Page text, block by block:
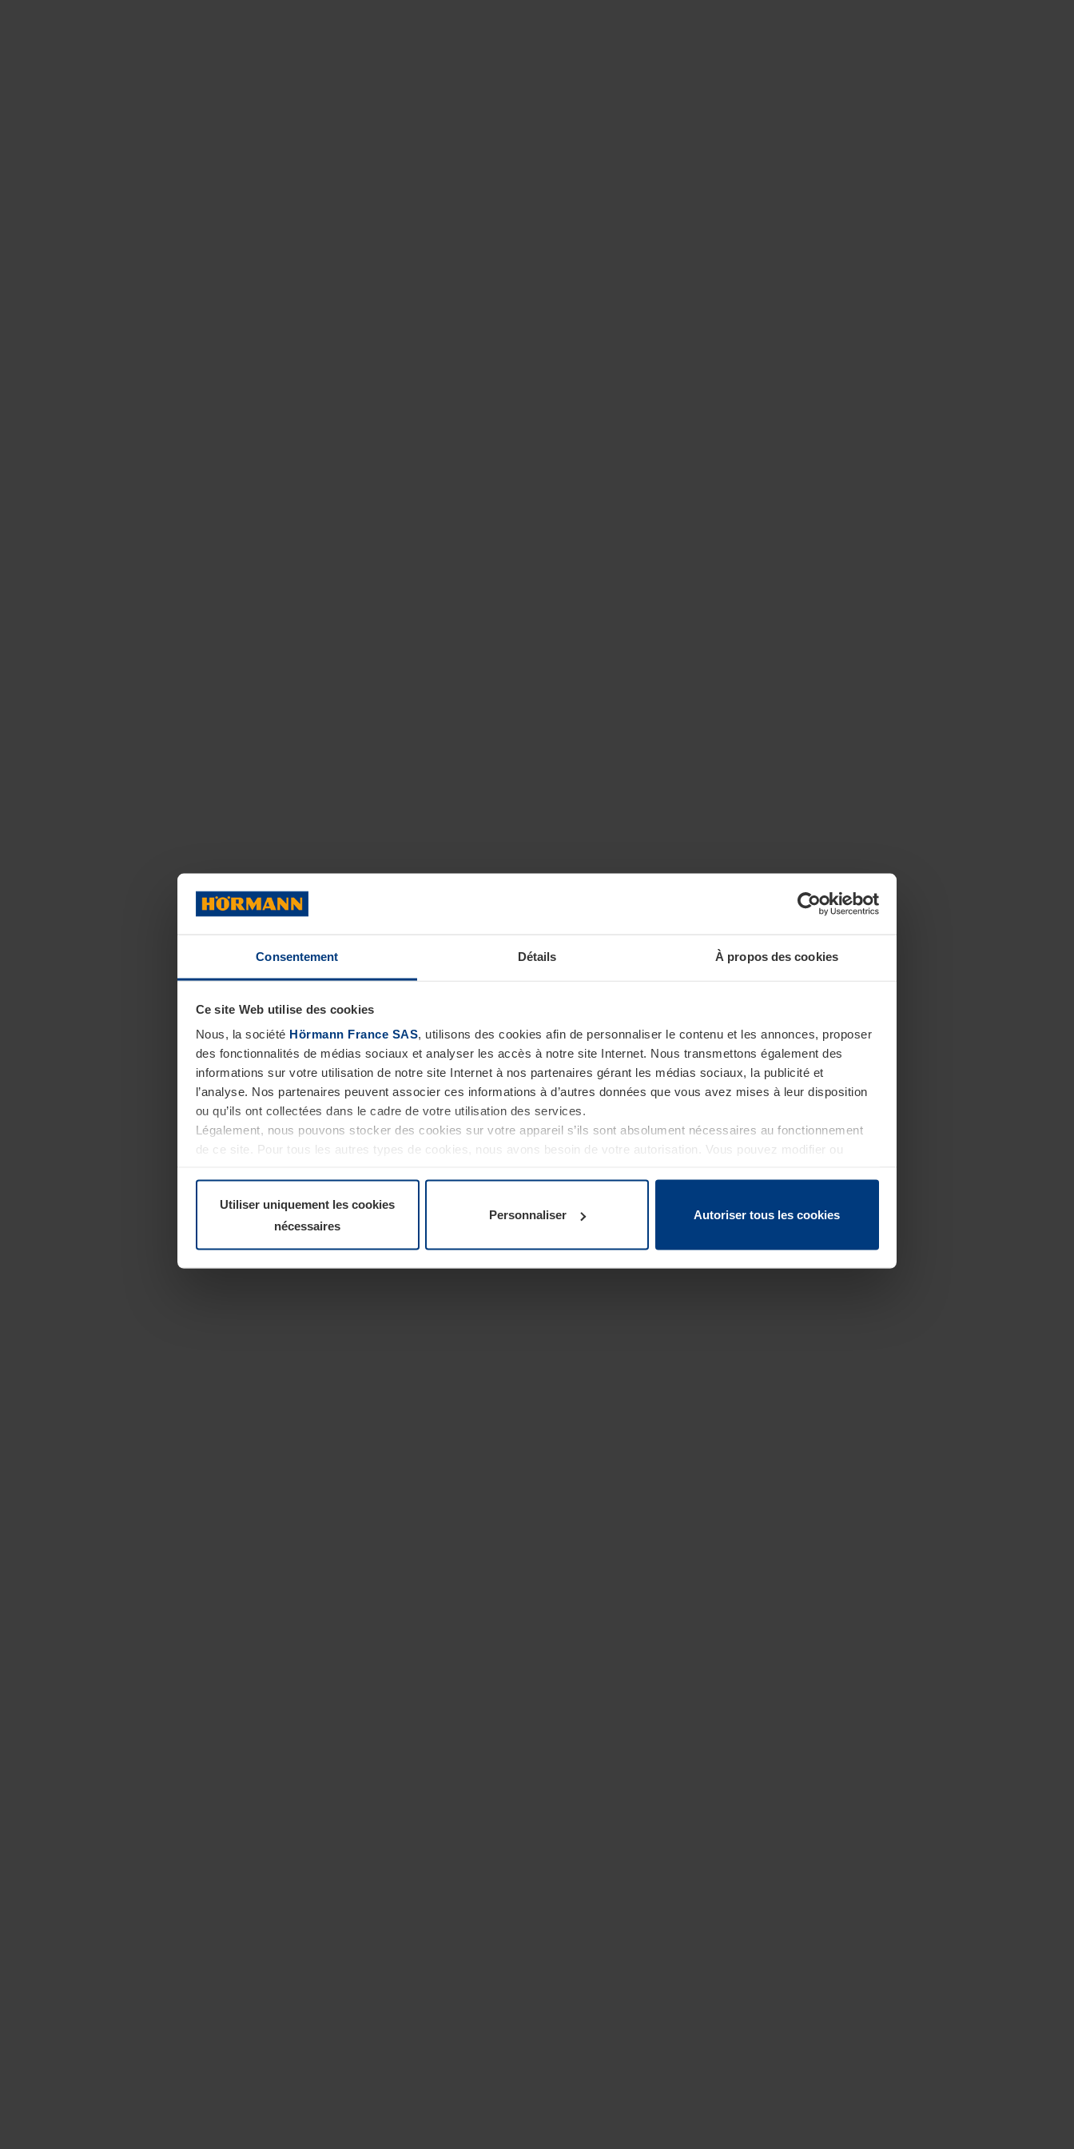
Consentement Détails À propos des cookies
Ce site Web utilise des cookies
Nous, la société Hörmann France SAS, utilisons des cookies afin de personnaliser le contenu et les annonces, proposer
des fonctionnalités de médias sociaux et analyser les accès à notre site Internet. Nous transmettons également des
informations sur votre utilisation de notre site Internet à nos partenaires gérant les médias sociaux, la publicité et
l’analyse. Nos partenaires peuvent associer ces informations à d’autres données que vous avez mises à leur disposition
ou qu’ils ont collectées dans le cadre de votre utilisation des services.
Légalement, nous pouvons stocker des cookies sur votre appareil s’ils sont absolument nécessaires au fonctionnement
de ce site. Pour tous les autres types de cookies, nous avons besoin de votre autorisation. Vous pouvez modifier ou
Utiliser uniquement les cookies
nécessaires
Personnaliser Autoriser tous les cookies